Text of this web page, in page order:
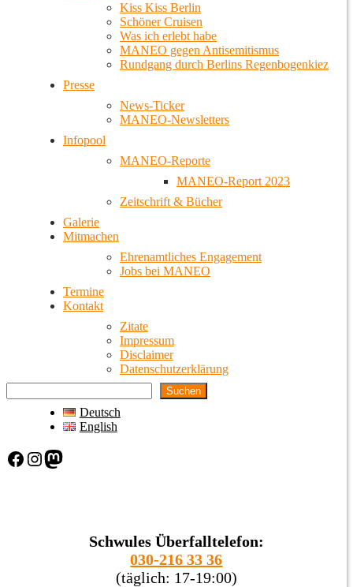
Kiss Kiss Berlin
Schöner Cruisen
Was ich erlebt habe
MANEO gegen Antisemitismus
Rundgang durch Berlins Regenbogenkiez
Presse
News-Ticker
MANEO-Newsletters
Infopool
MANEO-Reporte
MANEO-Report 2023
Zeitschrift & Bücher
Galerie
Mitmachen
Ehrenamtliches Engagement
Jobs bei MANEO
Termine
Kontakt
Zitate
Impressum
Disclaimer
Datenschutzerklärung
Suchen
Deutsch
English
Facebook Instagram Mastodon
Schwules Überfalltelefon:
030-216 33 36
(täglich: 17-19:00)